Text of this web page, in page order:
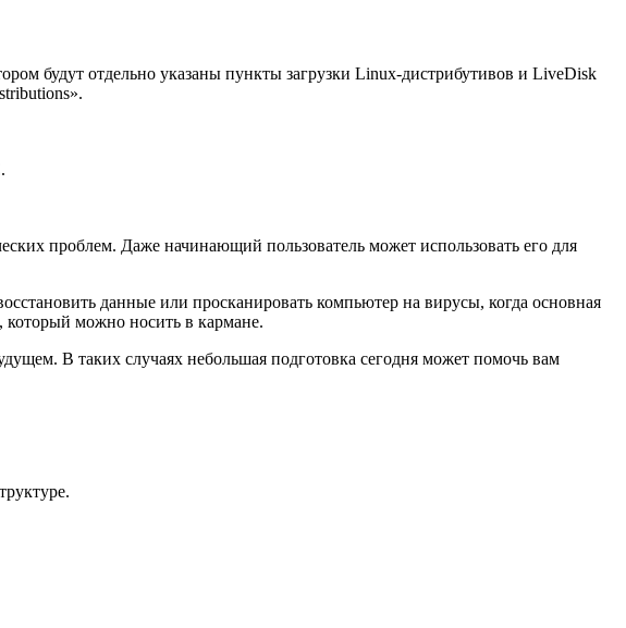
будут отдельно указаны пункты загрузки Linux-дистрибутивов и LiveDisk
проблем. Даже начинающий пользователь может использовать его для
данные или просканировать компьютер на вирусы, когда основная
который можно носить в кармане.
В таких случаях небольшая подготовка сегодня может помочь вам